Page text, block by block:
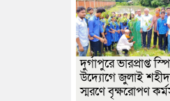
দুর্গাপুরে ভারপ্রাপ্ত
উদ্যোগে জুলাই
স্মরণে বৃক্ষরোপণ